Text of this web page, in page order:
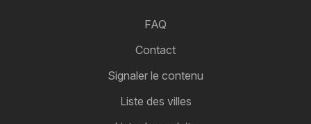
FAQ
Contact
Signaler le contenu
Liste des villes